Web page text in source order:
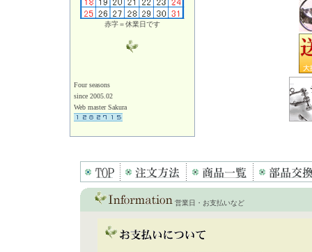
赤字＝休業日です
Four seasons
since 2005.02
Web master Sakura
営業日・お支払いなど